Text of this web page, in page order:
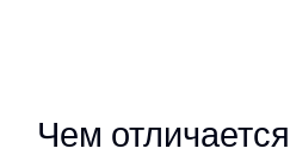
Чем